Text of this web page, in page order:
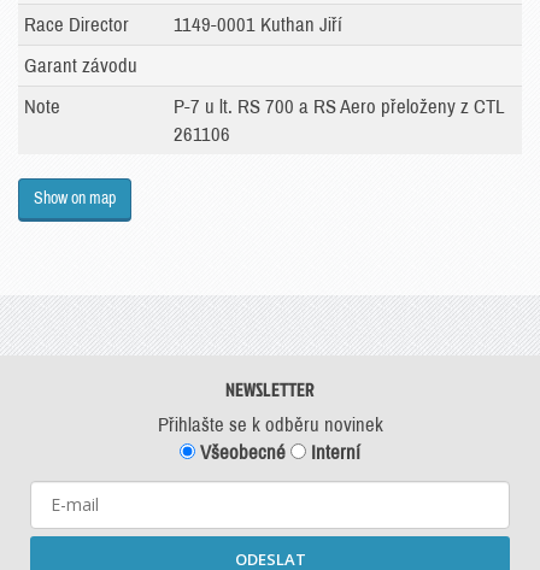
Race Director
1149-0001 Kuthan Jiří
Garant závodu
Note
P-7 u lt. RS 700 a RS Aero přeloženy z CTL
261106
Show on map
NEWSLETTER
Přihlašte se k odběru novinek
Všeobecné
Interní
ODESLAT